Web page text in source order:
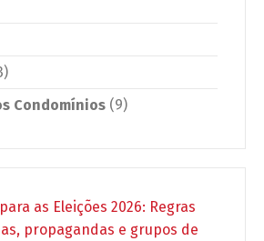
Condomínios (9)
as Eleições 2026: Regras
propagandas e grupos de